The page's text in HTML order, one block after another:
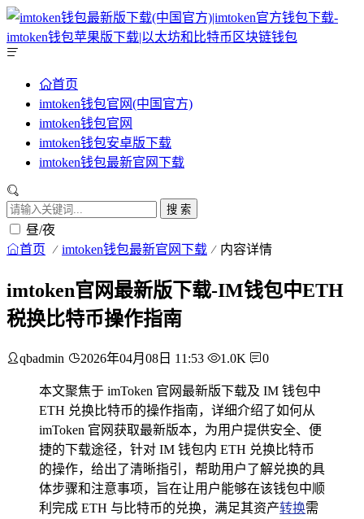
首页
imtoken钱包官网(中国官方)
imtoken钱包官网
imtoken钱包安卓版下载
imtoken钱包最新官网下载
搜 索
昼/夜
首页 imtoken钱包最新官网下载 内容详情
imtoken官网最新版下载-IM钱包中ETH
税换比特币操作指南
qbadmin 2026年04月08日 11:53 1.0K 0
本文聚焦于 imToken 官网最新版下载及 IM 钱包中
ETH 兑换比特币的操作指南，详细介绍了如何从
imToken 官网获取最新版本，为用户提供安全、便
捷的下载途径，针对 IM 钱包内 ETH 兑换比特币
的操作，给出了清晰指引，帮助用户了解兑换的具
体步骤和注意事项，旨在让用户能够在该钱包中顺
利完成 ETH 与比特币的兑换，满足其资产转换需